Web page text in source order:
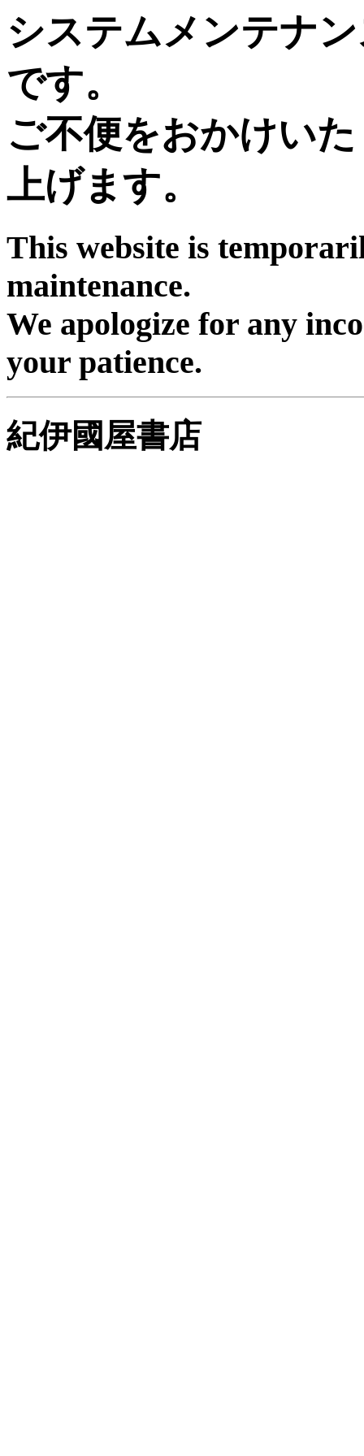
システムメンテナ
です。
ご不便をおかけい
上げます。
This website is
maintenance.
We apologize for any
your patience.
紀伊國屋書店